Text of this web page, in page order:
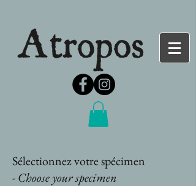
Sélectionnez votre spécimen
-Choose your specimen